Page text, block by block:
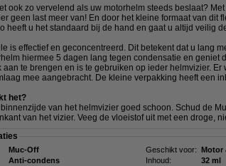
ook zo vervelend als uw motorhelm steeds beslaat?
geen last meer van! En door het kleine formaat van dit
heeft u het standaard bij de hand en gaat u altijd veilig
is effectief en geconcentreerd. Dit betekent dat u lang
hiermee 5 dagen lang tegen condensatie en geniet
aan te brengen en is te gebruiken op ieder helmvizier.
mee aangebracht. De kleine verpakking heeft een
het?
binnenzijde van het helmvizier goed schoon. Schud de
van het vizier. Veeg de vloeistof uit met een droge,
Muc-Off Geschikt voor: Motor
Anti-condens Inhoud:
32 ml